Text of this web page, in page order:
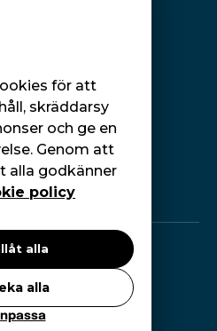
rättigheter förbehållna.
Cookies
för att
skräddarsy
och ge en
Genom att
alla godkänner
policy
alla
alla